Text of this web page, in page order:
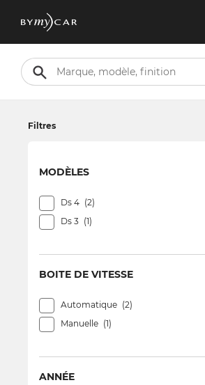
Filtres
MODÈLES
Ds 4
2
Ds 3
1
BOITE DE VITESSE
Automatique
2
Manuelle
1
ANNÉE